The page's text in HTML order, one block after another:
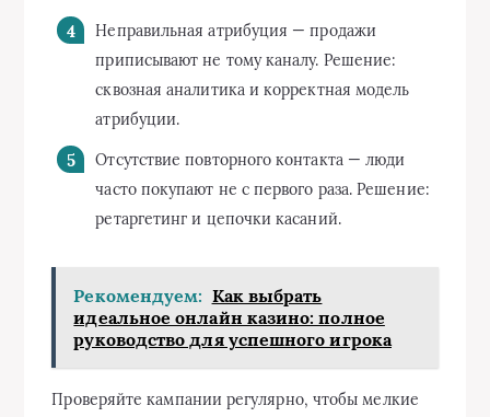
Неправильная атрибуция — продажи
приписывают не тому каналу. Решение:
сквозная аналитика и корректная модель
атрибуции.
Отсутствие повторного контакта — люди
часто покупают не с первого раза. Решение:
ретаргетинг и цепочки касаний.
Рекомендуем: Как выбрать
идеальное онлайн казино: полное
руководство для успешного игрока
Проверяйте кампании регулярно, чтобы мелкие